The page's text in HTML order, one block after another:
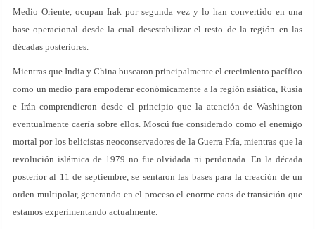
Medio Oriente, ocupan Irak por segunda vez y lo han convertido en una
base operacional desde la cual desestabilizar el resto de la región en las
décadas posteriores.
Mientras que India y China buscaron principalmente el crecimiento pacífico
como un medio para empoderar económicamente a la región asiática, Rusia
e Irán comprendieron desde el principio que la atención de Washington
eventualmente caería sobre ellos. Moscú fue considerado como el enemigo
mortal por los belicistas neoconservadores de la Guerra Fría, mientras que la
revolución islámica de 1979 no fue olvidada ni perdonada. En la década
posterior al 11 de septiembre, se sentaron las bases para la creación de un
orden multipolar, generando en el proceso el enorme caos de transición que
estamos experimentando actualmente.